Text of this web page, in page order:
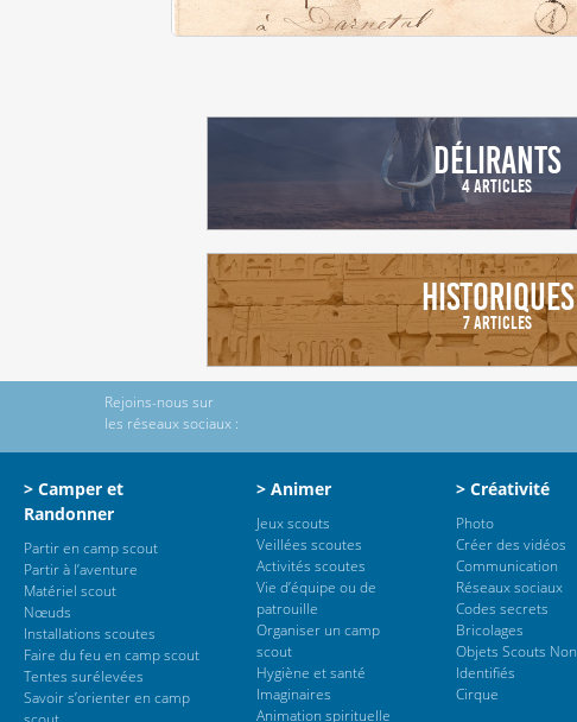
Délirants
4 Articles
Historiques
7 Articles
Rejoins-nous sur
les réseaux sociaux :
> Camper et
Randonner
Partir en camp scout
Partir à l’aventure
Matériel scout
Nœuds
Installations scoutes
Faire du feu en camp scout
Tentes surélevées
Savoir s’orienter en camp
> Animer
Jeux scouts
Veillées scoutes
Activités scoutes
Vie d’équipe ou de
patrouille
Organiser un camp
scout
Hygiène et santé
Imaginaires
Animation spirituelle
> Créativité
Photo
Créer des vidéos
Communication
Réseaux sociaux
Codes secrets
Bricolages
Objets Scouts Non
Identifiés
Cirque